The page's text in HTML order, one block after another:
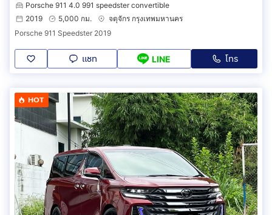
Porsche 911 4.0 991 speedster convertible
2019
5,000 กม.
จตุจักร กรุงเทพมหานคร
Porsche 911 Speedster 2019
แชท LINE โทร
HOT